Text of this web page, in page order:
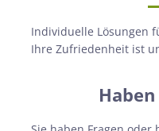
Individuelle Lösungen
Ihre Zufriedenheit ist
Haben